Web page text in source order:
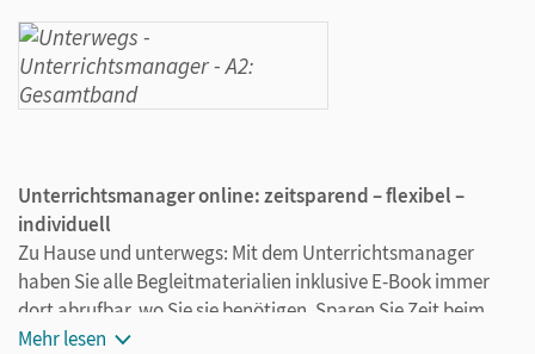
Unterrichtsmanager online: zeitsparend – flexibel –
individuell
Zu Hause und unterwegs: Mit dem Unterrichtsmanager
haben Sie alle Begleitmaterialien inklusive E-Book immer
dort abrufbar, wo Sie sie benötigen. Sparen Sie Zeit beim
Planen der Stunden und fügen Sie auch eigene Materialien
Mehr lesen